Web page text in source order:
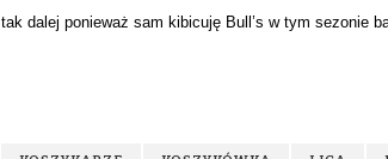
tak dalej ponieważ sam kibicuję Bull’s w tym sezonie